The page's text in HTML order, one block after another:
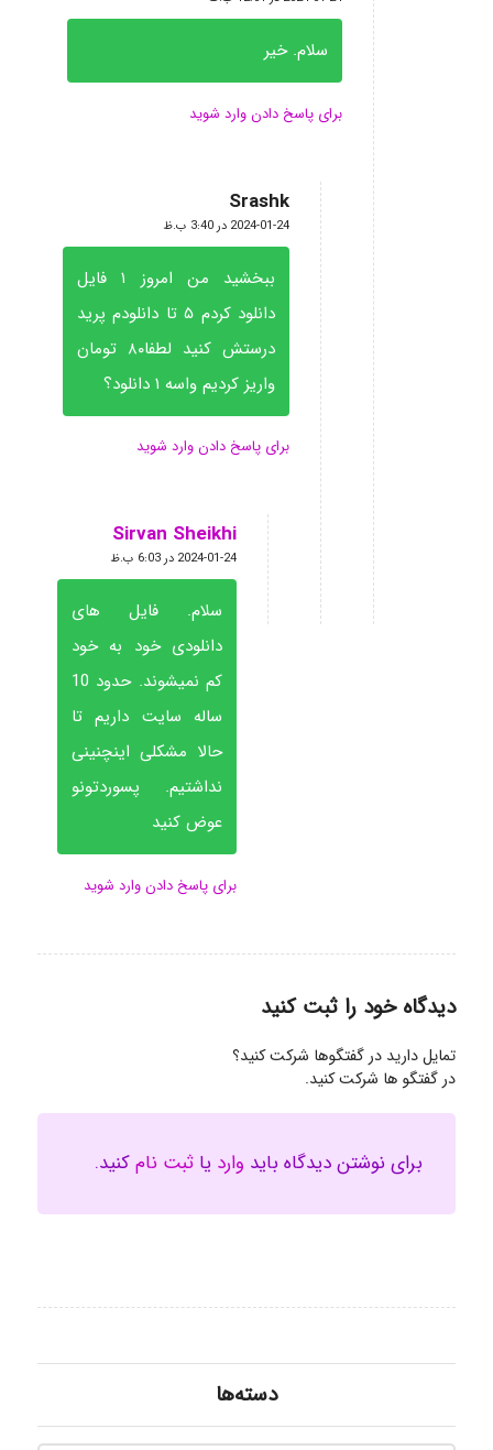
سلام. خیر
برای پاسخ دادن وارد شوید
Srashk
گفته:
2024-01-24 در 3:40 ب.ظ
ببخشید من امروز ۱ فایل
دانلود کردم ۵ تا دانلودم پرید
درستش کنید لطفا۸۰ تومان
واریز کردیم واسه ۱ دانلود؟
برای پاسخ دادن وارد شوید
Sirvan Sheikhi
گفته:
2024-01-24 در 6:03 ب.ظ
سلام. فایل های
دانلودی خود به خود
کم نمیشوند. حدود 10
ساله سایت داریم تا
حالا مشکلی اینچنینی
نداشتیم. پسوردتونو
عوض کنید
برای پاسخ دادن وارد شوید
دیدگاه خود را ثبت کنید
تمایل دارید در گفتگوها شرکت کنید؟
در گفتگو ها شرکت کنید.
برای نوشتن دیدگاه باید وارد یا ثبت نامکنید.
دسته‌ها